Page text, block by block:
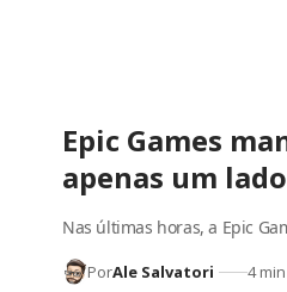
Epic Games
apenas um
Nas últimas horas, a Epic
PorAle Salvatori 4